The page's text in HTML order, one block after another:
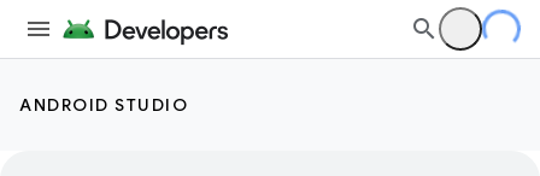
ANDROID STUDIO